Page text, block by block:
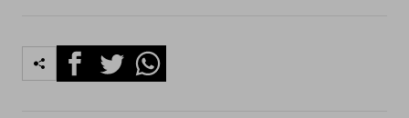
FacebookTwitterWhatsapp